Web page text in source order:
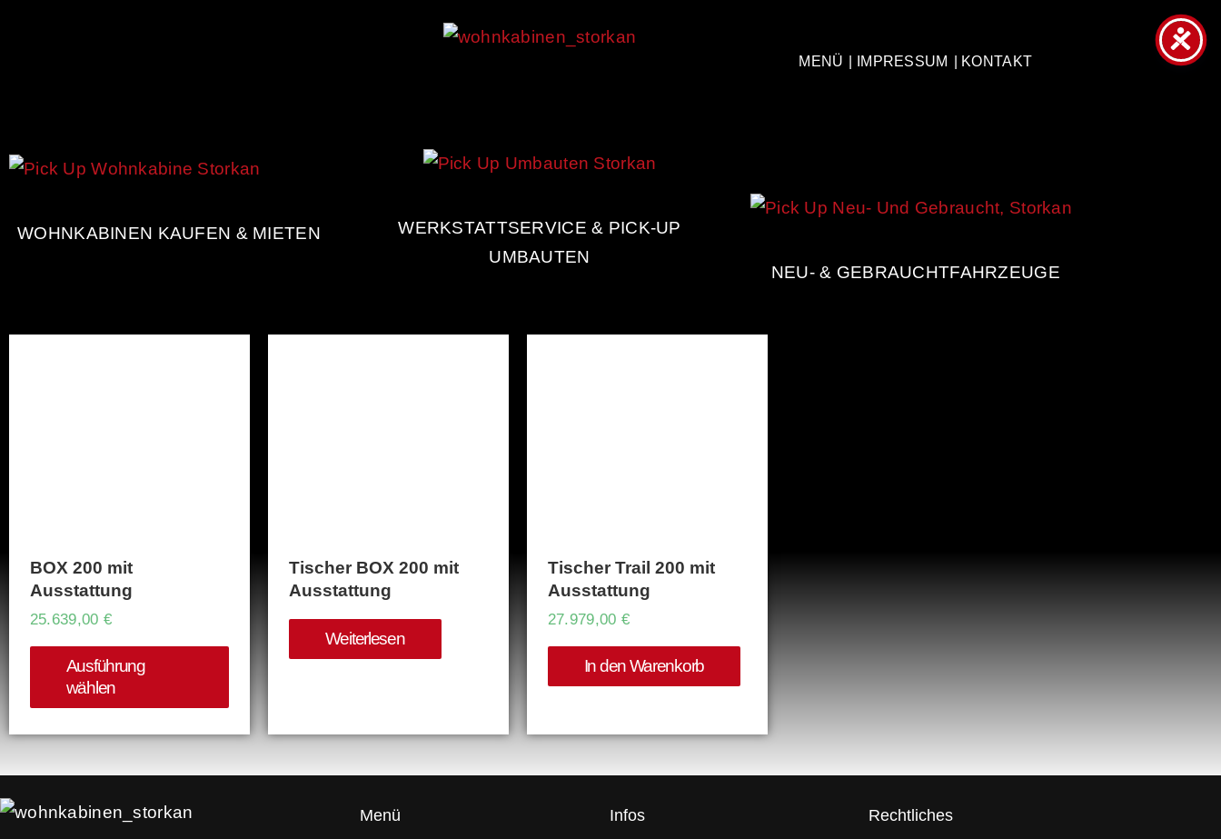
WOHNKABINEN KAUFEN & MIETEN
WERKSTATTSERVICE & PICK-UP
UMBAUTEN
MENÜ | IMPRESSUM | KONTAKT
NEU- & GEBRAUCHTFAHRZEUGE
BOX 200 mit
Ausstattung
25.639,00 €
Ausführung
wählen
Tischer BOX 200 mit
Ausstattung
Weiterlesen
Tischer Trail 200 mit
Ausstattung
27.979,00 €
In den Warenkorb
Menü Infos Rechtliches